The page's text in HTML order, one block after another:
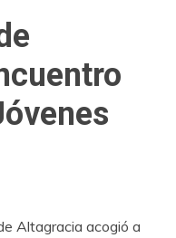
Altagracia acogió a